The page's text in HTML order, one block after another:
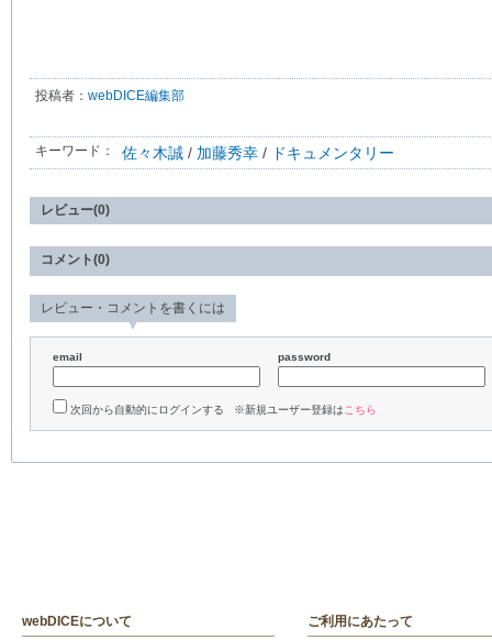
投稿者： webDICE編集部
キーワード： 佐々木誠 / 加藤秀幸 / ドキュメンタリー
レビュー(0)
コメント(0)
レビュー・コメントを書くには
email password
次回から自動的にログインする ※新規ユーザー登録は こちら
webDICEについて ご利用にあたって